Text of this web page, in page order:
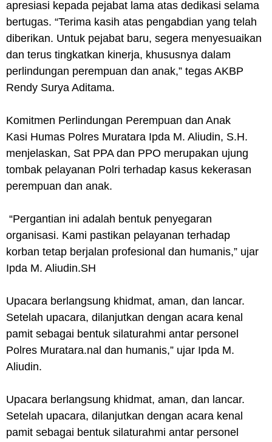
apresiasi kepada pejabat lama atas dedikasi selama
bertugas. “Terima kasih atas pengabdian yang telah
diberikan. Untuk pejabat baru, segera menyesuaikan
dan terus tingkatkan kinerja, khususnya dalam
perlindungan perempuan dan anak,” tegas AKBP
Rendy Surya Aditama.
Komitmen Perlindungan Perempuan dan Anak
Kasi Humas Polres Muratara Ipda M. Aliudin, S.H.
menjelaskan, Sat PPA dan PPO merupakan ujung
tombak pelayanan Polri terhadap kasus kekerasan
perempuan dan anak.
“Pergantian ini adalah bentuk penyegaran
organisasi. Kami pastikan pelayanan terhadap
korban tetap berjalan profesional dan humanis,” ujar
Ipda M. Aliudin.SH
Upacara berlangsung khidmat, aman, dan lancar.
Setelah upacara, dilanjutkan dengan acara kenal
pamit sebagai bentuk silaturahmi antar personel
Polres Muratara.nal dan humanis,” ujar Ipda M.
Aliudin.
Upacara berlangsung khidmat, aman, dan lancar.
Setelah upacara, dilanjutkan dengan acara kenal
pamit sebagai bentuk silaturahmi antar personel